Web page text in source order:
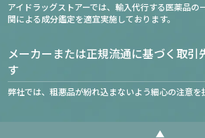
アイドラッグストアーでは、輸入代行する医薬品の
関による成分鑑定を適宜実施しております。
メーカーまたは正規流通に基づく取引
す
弊社では、粗悪品が紛れ込まないよう細心の注意を